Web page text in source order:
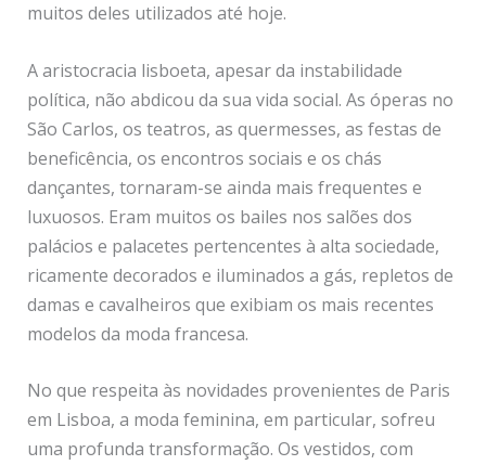
muitos deles utilizados até hoje.
A aristocracia lisboeta, apesar da instabilidade
política, não abdicou da sua vida social. As óperas no
São Carlos, os teatros, as quermesses, as festas de
beneficência, os encontros sociais e os chás
dançantes, tornaram-se ainda mais frequentes e
luxuosos. Eram muitos os bailes nos salões dos
palácios e palacetes pertencentes à alta sociedade,
ricamente decorados e iluminados a gás, repletos de
damas e cavalheiros que exibiam os mais recentes
modelos da moda francesa.
No que respeita às novidades provenientes de Paris
em Lisboa, a moda feminina, em particular, sofreu
uma profunda transformação. Os vestidos, com